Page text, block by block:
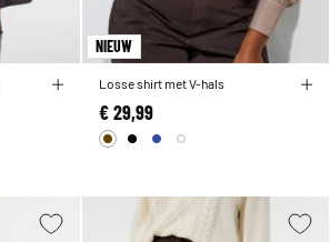
NIEUW
Losse shirt met V-hals
€ 29,99